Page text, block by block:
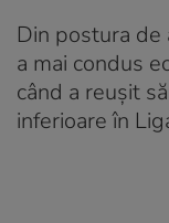
Din postura de
a mai condus
când a reușit
inferioare în